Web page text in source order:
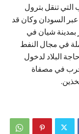
التي تنقل بترول
السودان وكان قد
شيان في
في مجال النفط
البلاد لدخول
في مصفاة